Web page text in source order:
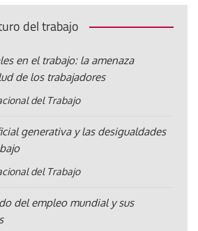
del trabajo
en el trabajo: la amenaza
de los trabajadores
del Trabajo
generativa y las desigualdades
del Trabajo
del empleo mundial y sus